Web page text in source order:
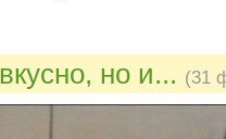
но и... (31